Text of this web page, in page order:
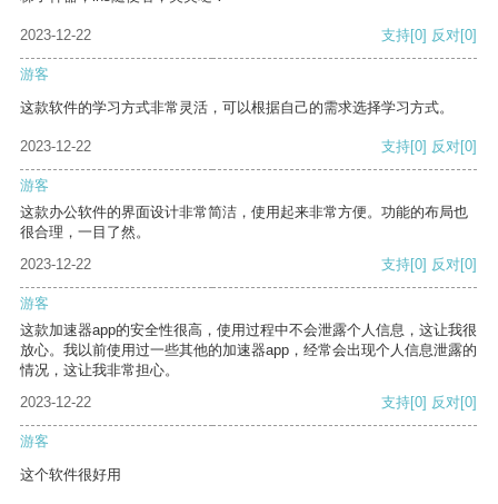
2023-12-22 支持[0] 反对[0]
游客
这款软件的学习方式非常灵活，可以根据自己的需求选择学习方式。
2023-12-22 支持[0] 反对[0]
游客
这款办公软件的界面设计非常简洁，使用起来非常方便。功能的布局也
很合理，一目了然。
2023-12-22
支持[0] 反对[0]
游客
这款加速器app的安全性很高，使用过程中不会泄露个人信息，这让我很
放心。我以前使用过一些其他的加速器app，经常会出现个人信息泄露的
情况，这让我非常担心。
2023-12-22
支持[0] 反对[0]
游客
这个软件很好用